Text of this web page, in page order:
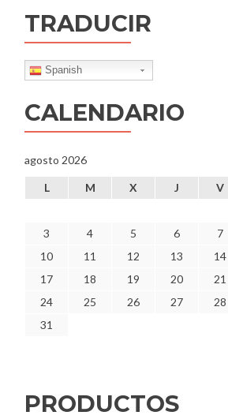
TRADUCIR
Spanish
CALENDARIO
agosto 2026
L M X J V
3
4 5 6 7
10
11 12 13 14
17
18 19 20 21
24
25 26 27 28
31
PRODUCTOS